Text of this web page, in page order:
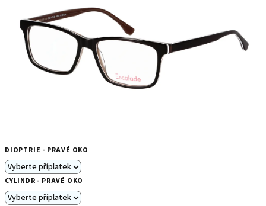
DIOPTRIE - PRAVÉ OKO
CYLINDR - PRAVÉ OKO
5
hvězdiček.